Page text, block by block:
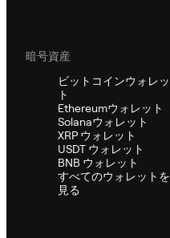
暗号資産
ビットコインウォレッ
ト
Ethereumウォレット
Solanaウォレット
XRP ウォレット
USDT ウォレット
BNB ウォレット
すべてのウォレットを
見る